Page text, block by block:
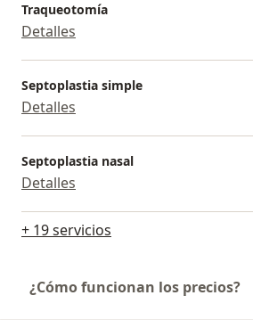
Traqueotomía
Detalles
Septoplastia simple
Detalles
Septoplastia nasal
Detalles
+ 19 servicios
¿Cómo funcionan los precios?